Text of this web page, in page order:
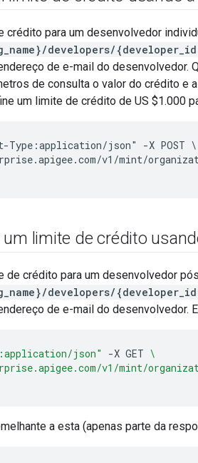
crédito para um desenvolvedor
developers/
de e-mail do desenvolvedor.
de consulta o valor do crédito e
um limite de crédito de US $1.000
Type:application/json" -X POST \
v1/mint/
limite de crédito
de crédito para um desenvolvedor
developers/
de e-mail do desenvolvedor.
json" -X GET \
v1/mint/
a esta (apenas parte da